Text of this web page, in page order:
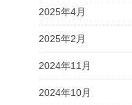
2025年4月
2025年2月
2024年11月
2024年10月